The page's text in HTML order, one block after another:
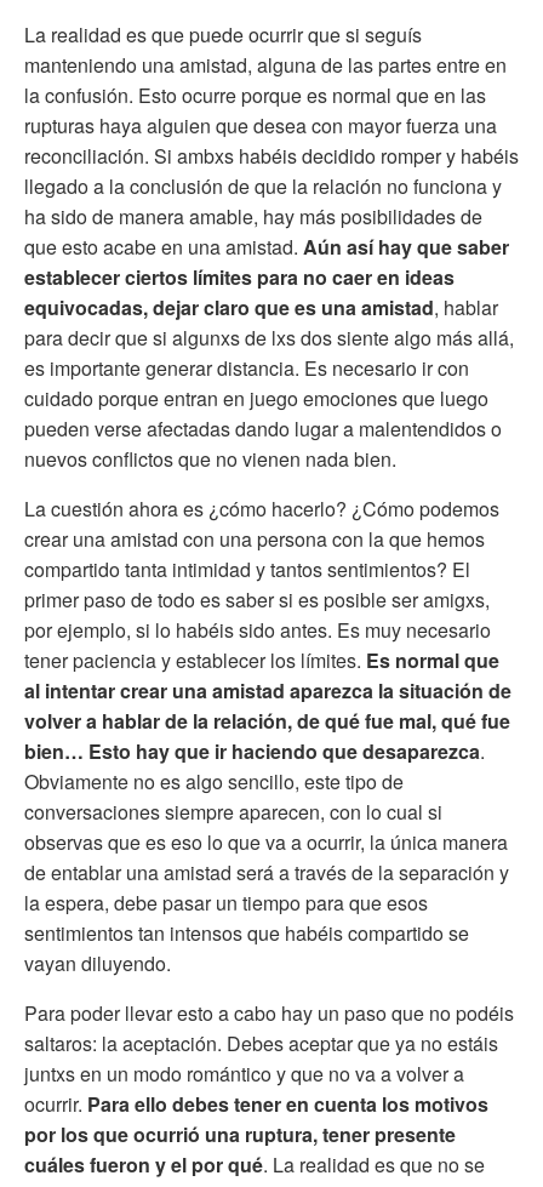
La realidad es que puede ocurrir que si seguís
manteniendo una amistad, alguna de las partes entre en
la confusión. Esto ocurre porque es normal que en las
rupturas haya alguien que desea con mayor fuerza una
reconciliación. Si ambxs habéis decidido romper y habéis
llegado a la conclusión de que la relación no funciona y
ha sido de manera amable, hay más posibilidades de
que esto acabe en una amistad. Aún así hay que saber
establecer ciertos límites para no caer en ideas
equivocadas, dejar claro que es una amistad, hablar
para decir que si algunxs de lxs dos siente algo más allá,
es importante generar distancia. Es necesario ir con
cuidado porque entran en juego emociones que luego
pueden verse afectadas dando lugar a malentendidos o
nuevos conflictos que no vienen nada bien.
La cuestión ahora es ¿cómo hacerlo? ¿Cómo podemos
crear una amistad con una persona con la que hemos
compartido tanta intimidad y tantos sentimientos? El
primer paso de todo es saber si es posible ser amigxs,
por ejemplo, si lo habéis sido antes. Es muy necesario
tener paciencia y establecer los límites. Es normal que
al intentar crear una amistad aparezca la situación de
volver a hablar de la relación, de qué fue mal, qué fue
bien… Esto hay que ir haciendo que desaparezca.
Obviamente no es algo sencillo, este tipo de
conversaciones siempre aparecen, con lo cual si
observas que es eso lo que va a ocurrir, la única manera
de entablar una amistad será a través de la separación y
la espera, debe pasar un tiempo para que esos
sentimientos tan intensos que habéis compartido se
vayan diluyendo.
Para poder llevar esto a cabo hay un paso que no podéis
saltaros: la aceptación. Debes aceptar que ya no estáis
juntxs en un modo romántico y que no va a volver a
ocurrir. Para ello debes tener en cuenta los motivos
por los que ocurrió una ruptura, tener presente
cuáles fueron y el por qué. La realidad es que no se